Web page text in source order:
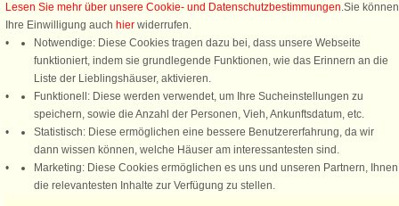
Newsletter abonnieren
Folgen Sie uns:
DanCenter Kundenbewertung
Lesen Sie mehr über unsere Cookie- und Datenschutzbestimmungen.Sie können
Ihre Einwilligung auch hier widerrufen.
Notwendige: Diese Cookies tragen dazu bei, dass unsere Webseite
funktioniert, indem sie grundlegende Funktionen, wie das Erinnern an die
Liste der Lieblingshäuser, aktivieren.
Funktionell: Diese werden verwendet, um Ihre Sucheinstellungen zu
speichern, sowie die Anzahl der Personen, Vieh, Ankunftsdatum, etc.
Statistisch: Diese ermöglichen eine bessere Benutzererfahrung, da wir
dann wissen können, welche Häuser am interessantesten sind.
Marketing: Diese Cookies ermöglichen es uns und unseren Partnern, Ihnen
die relevantesten Inhalte zur Verfügung zu stellen.